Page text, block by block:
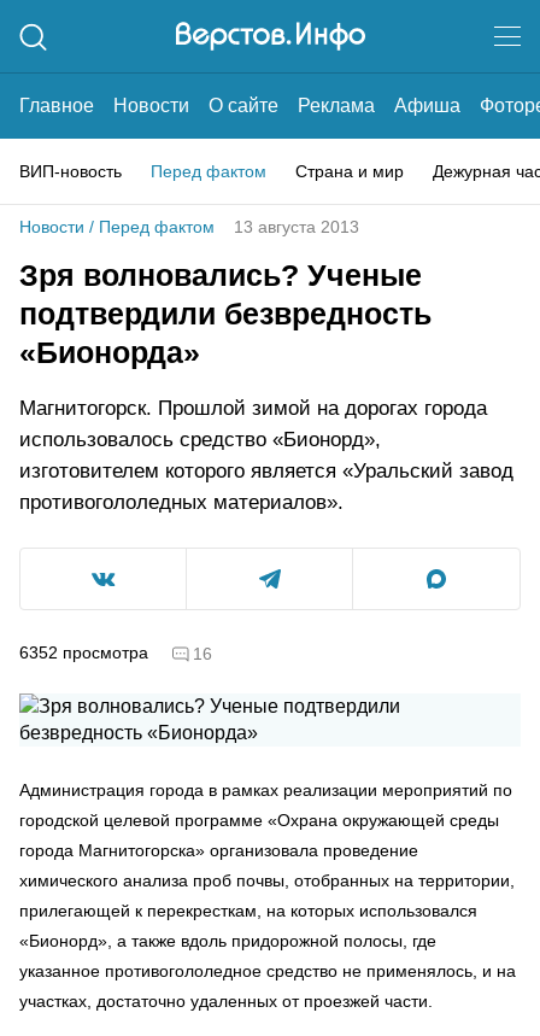
Главное Новости О сайте Реклама Афиша
ВИП-новость Перед фактом Страна и мир Дежурная
Новости / Перед фактом 13 августа 2013
Зря волновались? Ученые
подтвердили безвредность
«Бионорда»
Магнитогорск. Прошлой зимой на дорогах города
использовалось средство «Бионорд»,
изготовителем которого является «Уральский завод
противогололедных материалов».
6352 просмотра 16
Администрация города в рамках реализации мероприятий по
городской целевой программе «Охрана окружающей среды
города Магнитогорска» организовала проведение
химического анализа проб почвы, отобранных на территории,
прилегающей к перекресткам, на которых использовался
«Бионорд», а также вдоль придорожной полосы, где
указанное противогололедное средство не применялось, и на
участках, достаточно удаленных от проезжей части.